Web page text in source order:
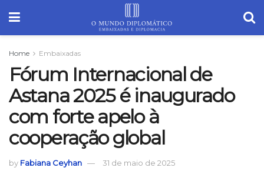
Home Embaixadas
Fórum Internacional de
Astana 2025 é inaugurado
com forte apelo à
cooperação global
by Fabiana Ceyhan
31 de maio de 2025